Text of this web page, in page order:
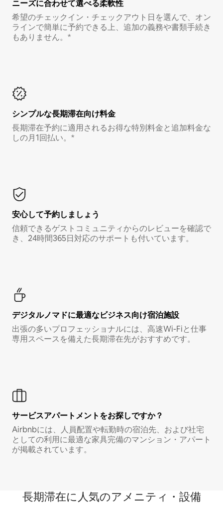
ニーズに合わせて選べる柔軟性
希望のチェックイン・チェックアウト日を選んで、オン
ラインで簡単に予約できる上、追加の義務や書類手続き
もありません。*
シンプルな長期滞在向け料金
長期滞在予約に適用されるお得な特別料金と追加料金な
しの月1回払い。*
安心して予約しましょう
信頼できるゲストコミュニティからのレビューを確認で
き、24時間365日対応のサポートも付いています。
デジタルノマド⁠に最⁠適⁠なビ⁠ジ⁠ネ⁠ス⁠向⁠け宿⁠泊⁠施⁠設
出張の多いプロフェッショナルには、高速Wi-Fiと仕事
専用スペースを備えた長期滞在先がおすすめです。
サービスアパートメントをお探しですか？
Airbnbには、人員配置や転勤時の宿泊先、および社宅
としての利用に最適な家具完備のマンション・アパート
が掲載されています。
長期滞在に人気のアメニティ・設備